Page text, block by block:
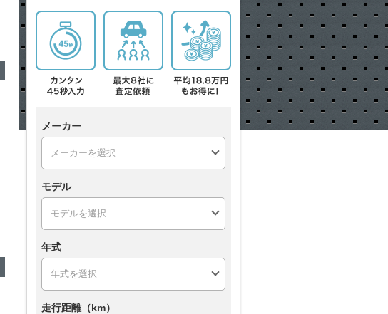
メーカー
モデル
年式
走行距離（km）